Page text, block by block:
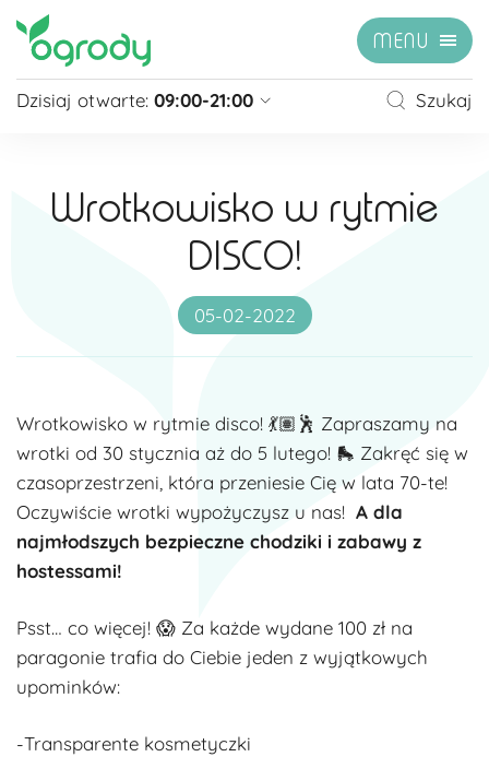
MENU
Dzisiaj otwarte: 09:00-21:00
Niedziela
Niedziela handlowa
10:00 - 20:00
Szukaj
Wrotkowisko w rytmie
DISCO!
05-02-2022
Wrotkowisko w rytmie disco! 💃🏽🕺 Zapraszamy na
wrotki od 30 stycznia aż do 5 lutego! 🛼 Zakręć się w
czasoprzestrzeni, która przeniesie Cię w lata 70-te!
Oczywiście wrotki wypożyczysz u nas! A dla
najmłodszych bezpieczne chodziki i zabawy z
hostessami!
Psst… co więcej! 😱 Za każde wydane 100 zł na
paragonie trafia do Ciebie jeden z wyjątkowych
upominków:
-Transparente kosmetyczki